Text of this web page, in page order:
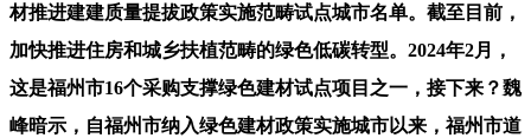
材推进建建质量提拔政策实施范畴试点城市名单。截至目前，
加快推进住房和城乡扶植范畴的绿色低碳转型。2024年2月，
这是福州市16个采购支撑绿色建材试点项目之一，接下来？魏
峰暗示，自福州市纳入绿色建材政策实施城市以来，福州市道